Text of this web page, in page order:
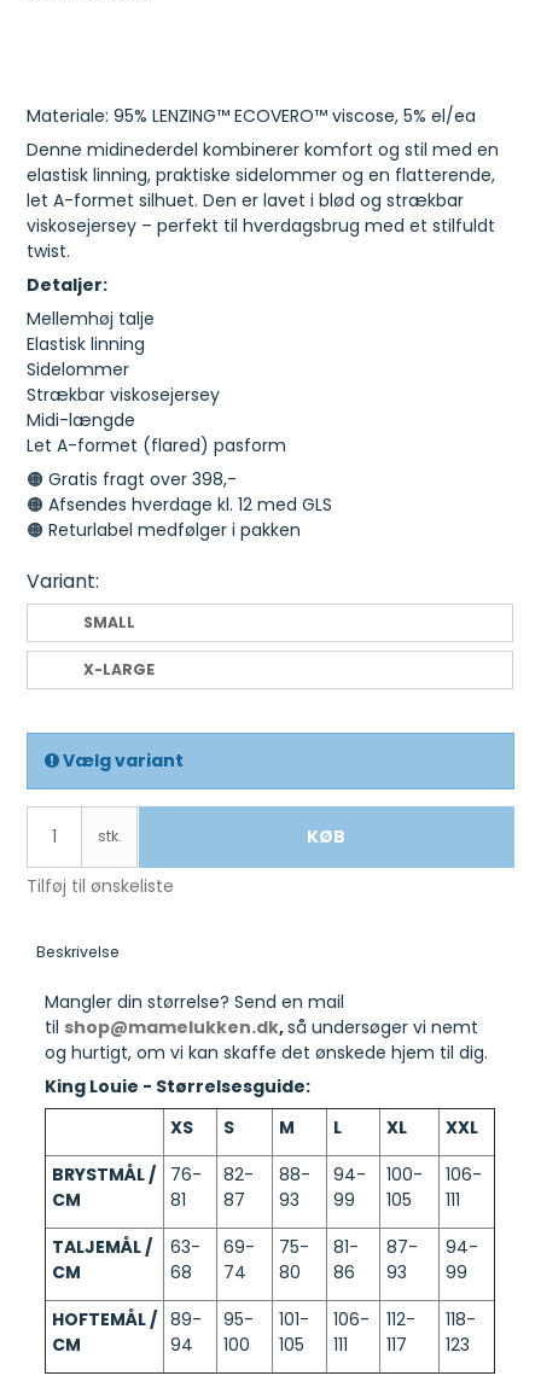
Materiale: 95% LENZING™ ECOVERO™ viscose, 5% el/ea
Denne midinederdel kombinerer komfort og stil med en
elastisk linning, praktiske sidelommer og en flatterende,
let A-formet silhuet. Den er lavet i blød og strækbar
viskosejersey – perfekt til hverdagsbrug med et stilfuldt
twist.
Detaljer:
Mellemhøj talje
Elastisk linning
Sidelommer
Strækbar viskosejersey
Midi-længde
Let A-formet (flared) pasform
🟠 Gratis fragt over 398,-
🟠 Afsendes hverdage kl. 12 med GLS
🟠 Returlabel medfølger i pakken
Variant:
SMALL
X-LARGE
Vælg variant
stk. KØB
Tilføj til ønskeliste
Beskrivelse
Mangler din størrelse? Send en mail
til shop@mamelukken.dk,så undersøger vi nemt
og hurtigt, om vi kan skaffe det ønskede hjem til dig.
King Louie - Størrelsesguide:
XS
S M L XL
XXL
BRYSTMÅL /
CM
76-
81
82-
87
88-
93
94-
99
100-
105
106-
111
TALJEMÅL /
CM
63-
68
69-
74
75-
80
81-
86
87-
93
94-
99
HOFTEMÅL /
CM
89-
94
95-
100
101-
105
106-
111
112-
117
118-
123